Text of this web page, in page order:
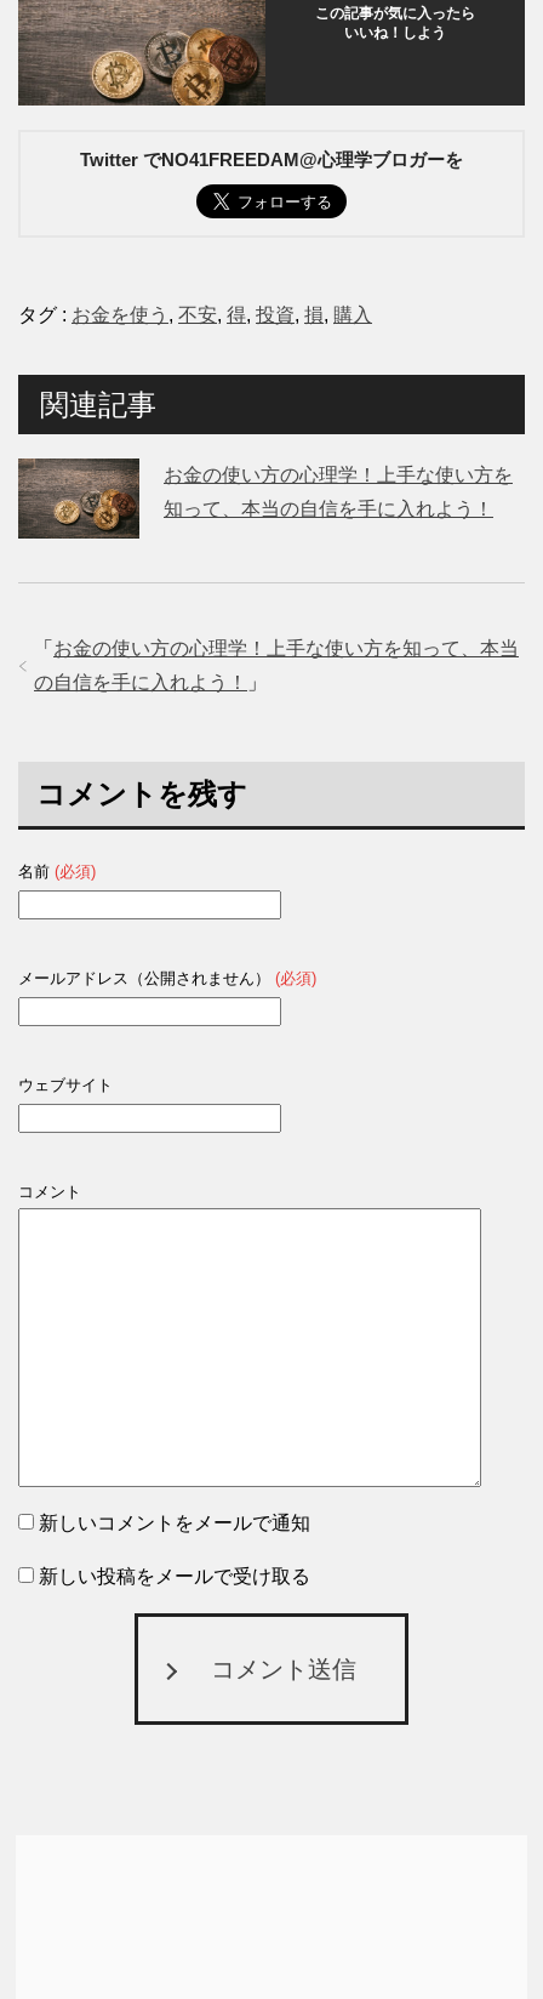
この記事が気に入ったら
いいね！しよう
Twitter でNO41FREEDAM@心理学ブロガーを
タグ : お金を使う , 不安, 得, 投資, 損, 購入
関連記事
お金の使い方の心理学！上手な使い方を
知って、本当の自信を手に入れよう！
「 お金の使い方の心理学！上手な使い方を知って、本当
の自信を手に入れよう！
」
コメントを残す
名前 (必須)
メールアドレス（公開されません） (必須)
ウェブサイト
コメント
新しいコメントをメールで通知
新しい投稿をメールで受け取る
コメント送信